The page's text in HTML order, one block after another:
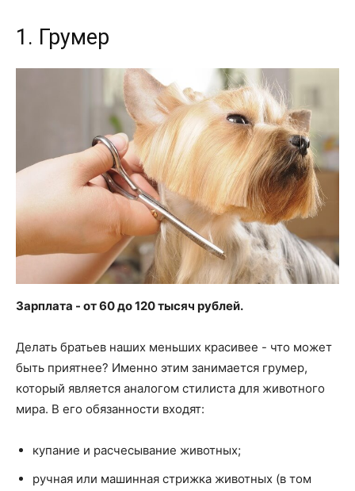
1. Грумер
Зарплата - от 60 до 120 тысяч рублей.
Делать братьев наших меньших красивее - что может
быть приятнее? Именно этим занимается грумер,
который является аналогом стилиста для животного
мира. В его обязанности входят:
купание и расчесывание животных;
ручная или машинная стрижка животных (в том